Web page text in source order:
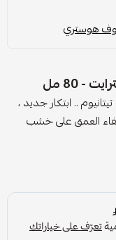
هوستري
80 مل
TITANIUM LORD OF HISTORY PERFUME تيتانيوم .. ابتكار جديد ،
العمق على خشب